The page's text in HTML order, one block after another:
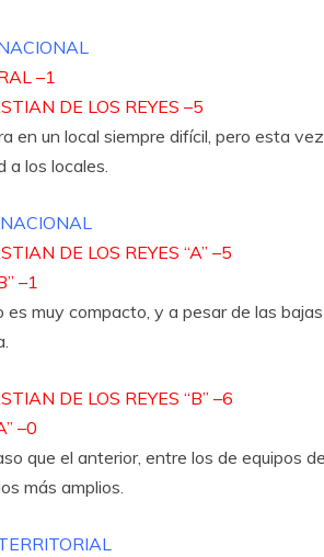
–1
DE LOS REYES –5
en un local siempre difícil, pero esta
a los locales.
DE LOS REYES “A” –5
–1
es muy compacto, y a pesar de las
DE LOS REYES “B” –6
–0
que el anterior, entre los de equipos
más amplios.